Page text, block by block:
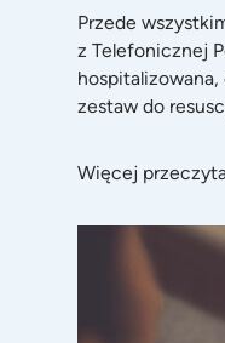
Przede
z Telefonicznej
zestaw do
Więcej